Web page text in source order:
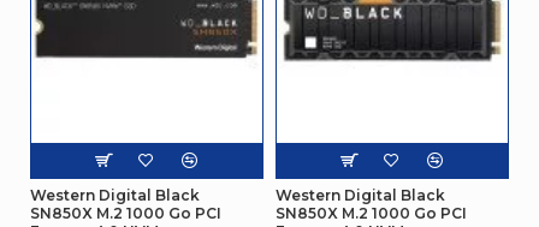
Western Digital Black
SN850X M.2 1000 Go PCI
Western Digital Black
SN850X M.2 1000 Go PCI